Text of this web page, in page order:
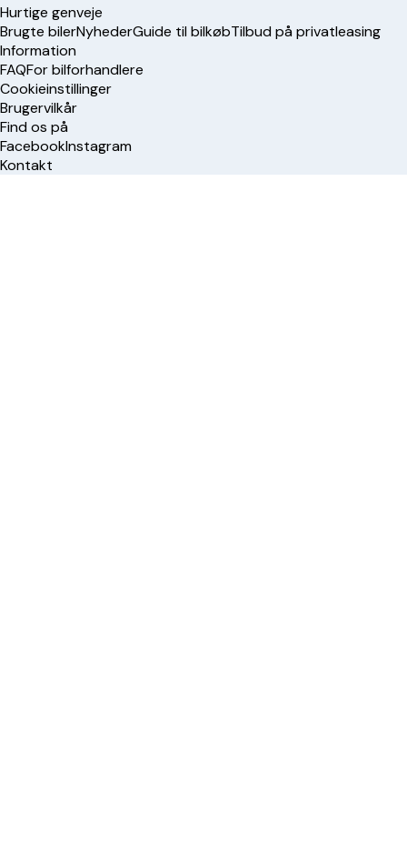
Hurtige genveje
Brugte bilerNyhederGuide til bilkøbTilbud på privatleasing
Information
FAQFor bilforhandlere
Cookieinstillinger
Brugervilkår
Find os på
FacebookInstagram
Kontakt